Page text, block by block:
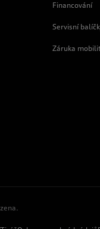
Financování
Servisní
Záruka